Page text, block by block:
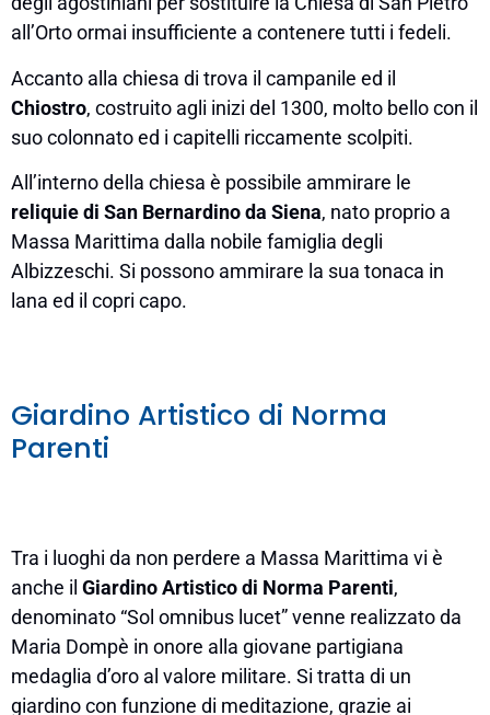
all’Orto ormai insufficiente a contenere tutti i fedeli.
Accanto alla chiesa di trova il campanile ed il
Chiostro, costruito agli inizi del 1300, molto bello con il
suo colonnato ed i capitelli riccamente scolpiti.
All’interno della chiesa è possibile ammirare le
reliquie di San Bernardino da Siena, nato proprio a
Massa Marittima dalla nobile famiglia degli
Albizzeschi. Si possono ammirare la sua tonaca in
lana ed il copri capo.
Giardino Artistico di Norma
Parenti
Tra i luoghi da non perdere a Massa Marittima vi è
anche il Giardino Artistico di Norma Parenti,
denominato “Sol omnibus lucet” venne realizzato da
Maria Dompè in onore alla giovane partigiana
medaglia d’oro al valore militare. Si tratta di un
giardino con funzione di meditazione, grazie ai